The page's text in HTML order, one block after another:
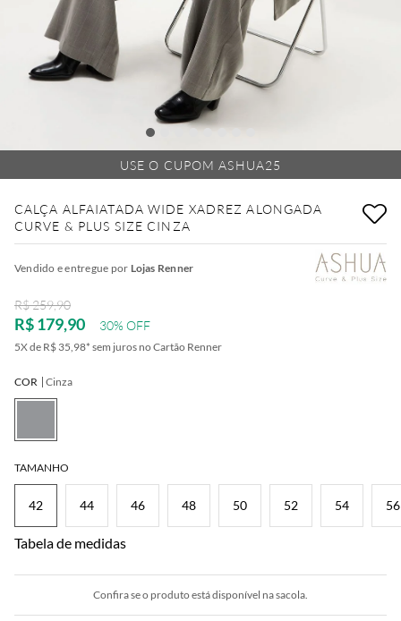
USE O CUPOM ASHUA25
CALÇA ALFAIATADA WIDE XADREZ ALONGADA
CURVE & PLUS SIZE CINZA
Vendido e entregue por Lojas Renner
R$ 259,90
R$ 179,90 30% OFF
5X de R$ 35,98* sem juros no Cartão Renner
COR Cinza
TAMANHO
42 44 46 48 50 52 54 56
Tabela de medidas
Confira se o produto está disponível na sacola.